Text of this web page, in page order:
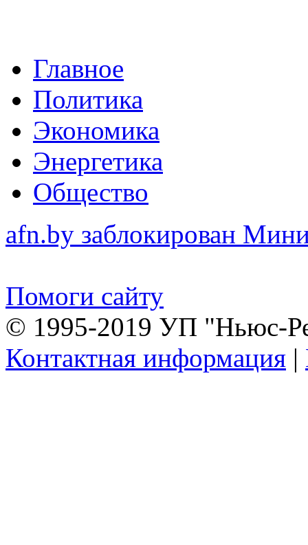
Главное
Политика
Экономика
Энергетика
Общество
afn.by заблокирован
Помоги сайту
© 1995-2019 УП "Ньюс-
Контактная информация |